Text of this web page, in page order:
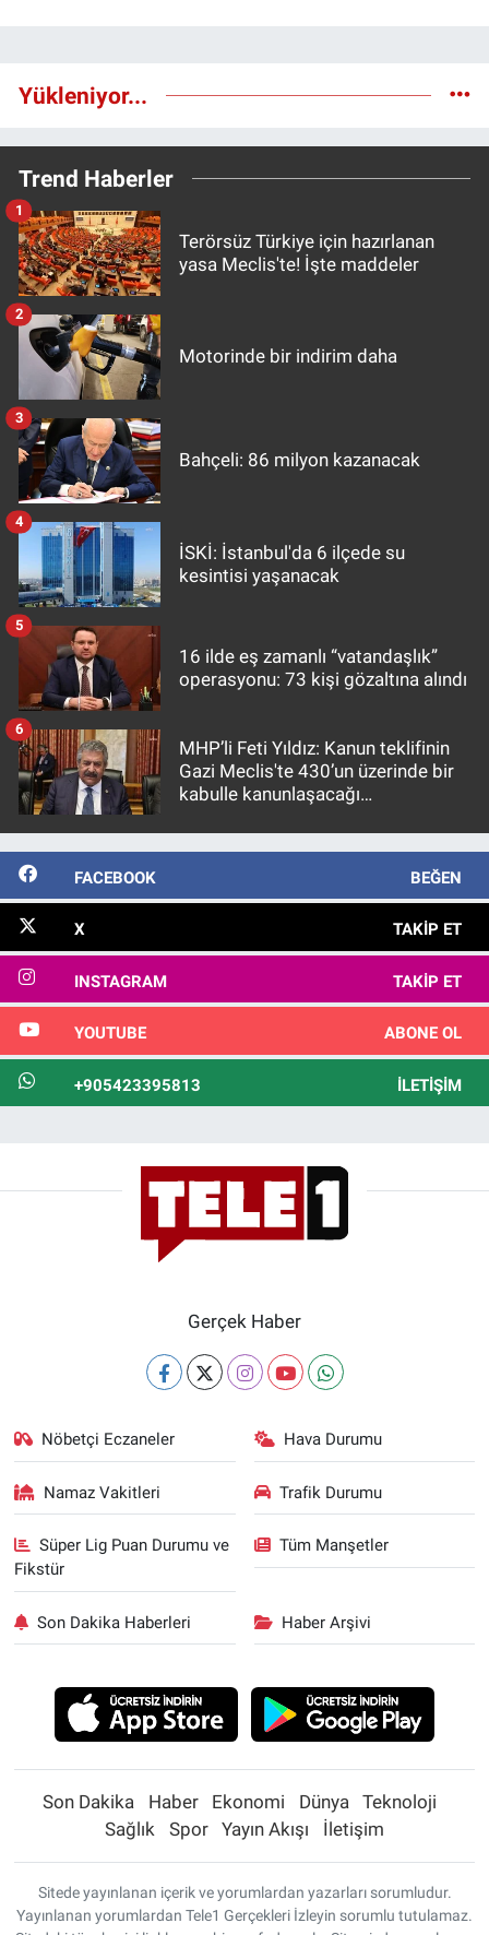
Yükleniyor...
Trend Haberler
Terörsüz Türkiye için hazırlanan
yasa Meclis'te! İşte maddeler
1
Motorinde bir indirim daha
2
Bahçeli: 86 milyon kazanacak
3
İSKİ: İstanbul'da 6 ilçede su
kesintisi yaşanacak
4
16 ilde eş zamanlı “vatandaşlık”
operasyonu: 73 kişi gözaltına alındı
5
MHP’li Feti Yıldız: Kanun teklifinin
Gazi Meclis'te 430’un üzerinde bir
kabulle kanunlaşacağı
6
FACEBOOK BEĞEN
X TAKIP ET
INSTAGRAM TAKIP ET
YOUTUBE ABONE OL
+905423395813 İLETIŞIM
Gerçek Haber
Nöbetçi Eczaneler Hava Durumu
Namaz Vakitleri Trafik Durumu
Süper Lig Puan Durumu ve
Fikstür
Tüm Manşetler
Son Dakika Haberleri Haber Arşivi
Son Dakika Haber Ekonomi Dünya
Teknoloji
Sağlık
Spor Yayın Akışı İletişim
Sitede yayınlanan içerik ve yorumlardan yazarları sorumludur.
Yayınlanan yorumlardan Tele1 Gerçekleri İzleyin sorumlu tutulamaz.